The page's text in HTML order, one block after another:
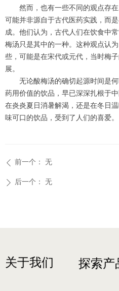
然而，也有一些不同的观点存在
可能并非源自于古代医药实践，而
成。他们认为，古代人们在饮食中
梅汤只是其中的一种。这种观点认
些，可能是在宋代或元代，当时梅
展。
无论酸梅汤的确切起源时间是何
药用价值的饮品，早已深深扎根于
在炎炎夏日消暑解渴，还是在冬日
味可口的饮品，受到了人们的喜爱。
ꄴ 前一个： 无
ꄲ 后一个： 无
关于我们 探索产